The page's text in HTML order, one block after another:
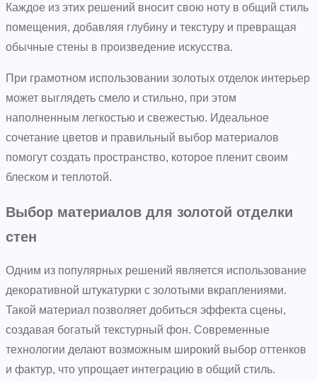
Каждое из этих решений вносит свою ноту в общий стиль
помещения, добавляя глубину и текстуру и превращая
обычные стены в произведение искусства.
При грамотном использовании золотых отделок интерьер
может выглядеть смело и стильно, при этом
наполненным легкостью и свежестью. Идеальное
сочетание цветов и правильный выбор материалов
помогут создать пространство, которое пленит своим
блеском и теплотой.
Выбор материалов для золотой отделки
стен
Одним из популярных решений является использование
декоративной штукатурки с золотыми вкраплениями.
Такой материал позволяет добиться эффекта сцены,
создавая богатый текстурный фон. Современные
технологии делают возможным широкий выбор оттенков
и фактур, что упрощает интеграцию в общий стиль.